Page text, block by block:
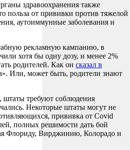
здравоохранения также
польза от прививки против тяжелой
аутоиммунные заболевания и
рекламную кампанию, в
хотя бы одну дозу, и менее 2%
родителей. Как он сказал в
Или, может быть, родители знают
штаты требуют соблюдения
Некоторые штаты могут не
прививка от Covid
полных решимости дать бой
Флориду, Вирджинию, Колорадо и